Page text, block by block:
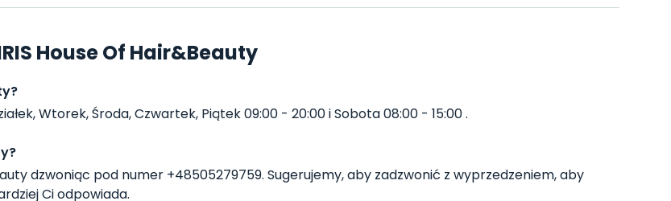
House Of Hair&Beauty
Wtorek, Środa, Czwartek, Piątek 09:00 - 20:00 i Sobota 08:00 - 15:00 .
dzwoniąc pod numer +48505279759. Sugerujemy, aby zadzwonić z wyprzedzeniem, aby
Ci odpowiada.